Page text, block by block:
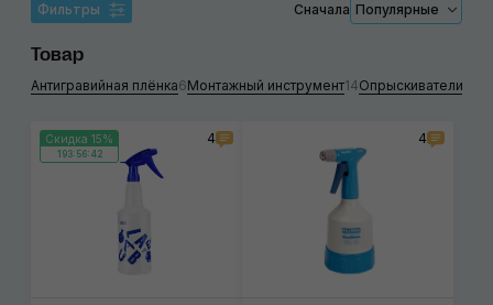
Фильтры Сначала Популярные
Товар
Антигравийная плёнка6Монтажный инструмент14Опрыскиватели
Скидка 15%
193:56:41
4 4